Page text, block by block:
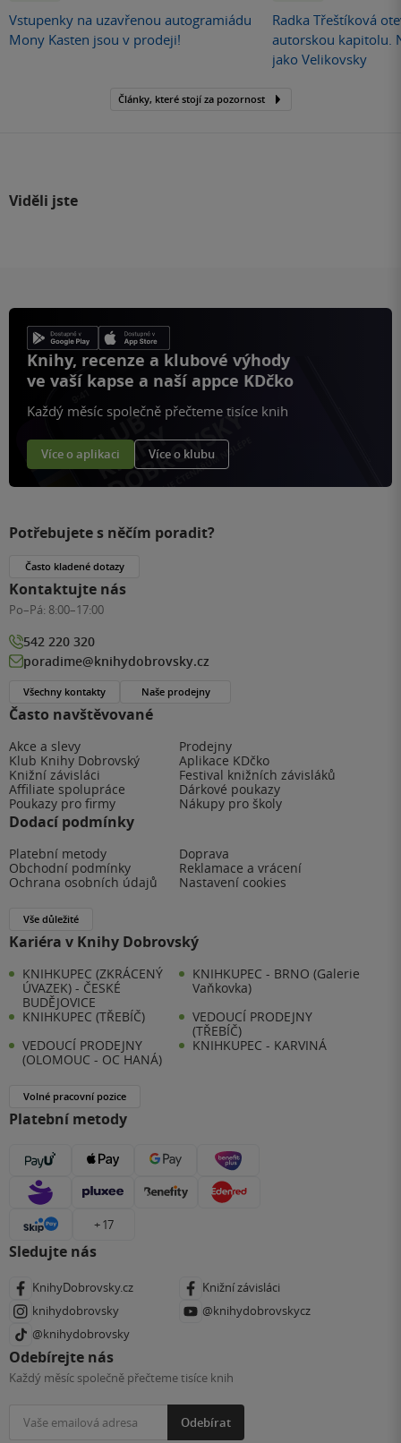
Vstupenky na uzavřenou autogramiádu
Mony Kasten jsou v prodeji!
Radka Třeštíková
autorskou kapitolu.
jako Velikovsky
Články, které stojí za pozornost
Viděli jste
Knihy, recenze a klubové výhody
ve vaší kapse a naší appce KDčko
Každý měsíc společně přečteme tisíce knih
Více o aplikaci Více o klubu
Často navštěvované
Akce a slevy
Prodejny
Klub Knihy Dobrovský
Aplikace KDčko
Knižní závisláci
Festival knižních závisláků
Affiliate spolupráce
Dárkové poukazy
Poukazy pro firmy
Nákupy pro školy
Dodací podmínky
Platební metody
Doprava
Obchodní podmínky
Reklamace a vrácení
Ochrana osobních údajů
Nastavení cookies
Vše důležité
Kariéra v Knihy Dobrovský
KNIHKUPEC (ZKRÁCENÝ
ÚVAZEK) - ČESKÉ
BUDĚJOVICE
KNIHKUPEC - BRNO (Galerie
Vaňkovka)
KNIHKUPEC (TŘEBÍČ)
VEDOUCÍ PRODEJNY
(TŘEBÍČ)
VEDOUCÍ PRODEJNY
(OLOMOUC - OC HANÁ)
KNIHKUPEC - KARVINÁ
Volné pracovní pozice
Platební metody
+ 17
Sledujte nás
KnihyDobrovsky.cz
Knižní závisláci
knihydobrovsky
@knihydobrovskycz
@knihydobrovsky
Odebírejte nás
Každý měsíc společně přečteme tisíce knih
Odebírat
Potřebujete s něčím poradit?
Často kladené dotazy
Kontaktujte nás
Po–Pá: 8:00–17:00
542 220 320
poradime@knihydobrovsky.cz
Všechny kontakty Naše prodejny